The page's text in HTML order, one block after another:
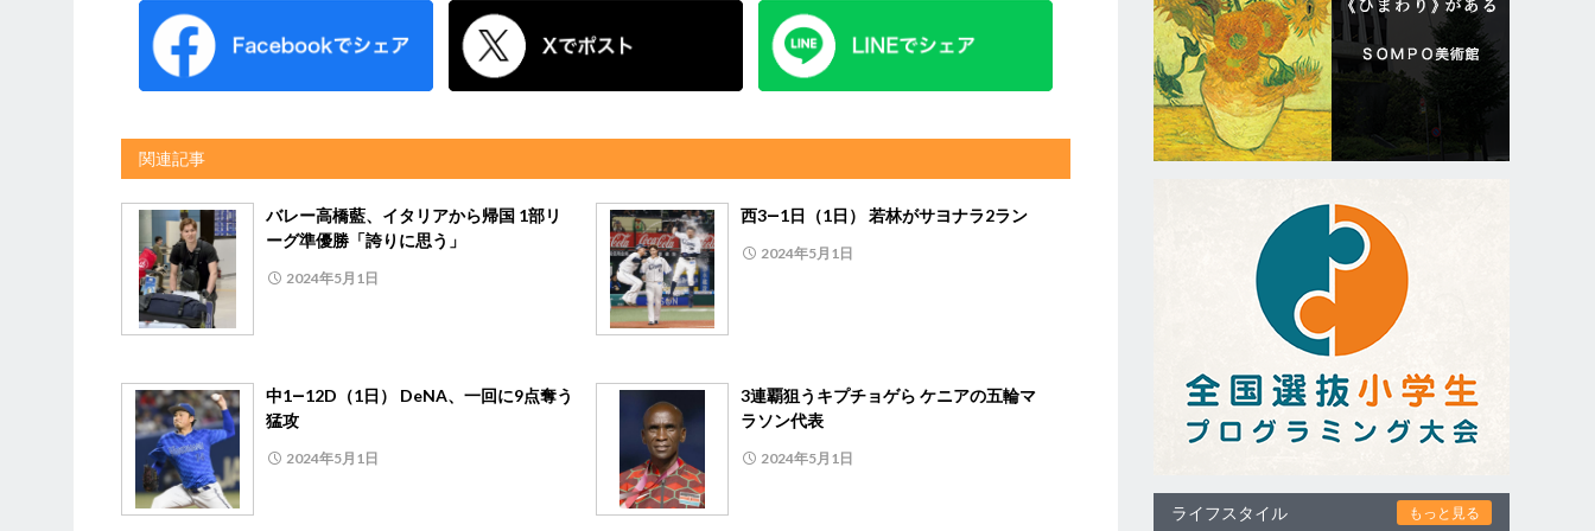
関連記事
バレー高橋藍、イタリアから帰国 1部リ
ーグ準優勝「誇りに思う」
2024年5月1日
西3―1日（1日） 若林がサヨナラ2ラン
2024年5月1日
中1―12D（1日） DeNA、一回に9点奪う
猛攻
2024年5月1日
3連覇狙うキプチョゲら ケニアの五輪マ
ラソン代表
2024年5月1日
ライフスタイル もっと見る